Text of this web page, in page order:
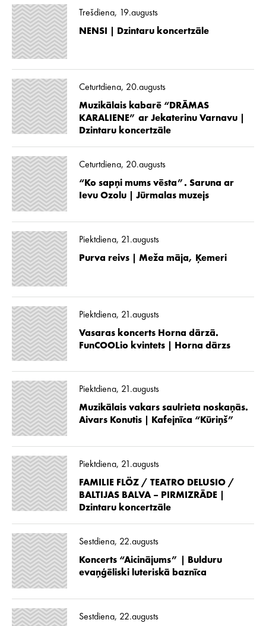
Trešdiena, 19.augusts
NENSI | Dzintaru koncertzāle
Ceturtdiena, 20.augusts
Muzikālais kabarē “DRĀMAS
KARALIENE” ar Jekaterinu Varnavu |
Dzintaru koncertzāle
Ceturtdiena, 20.augusts
“Ko sapņi mums vēsta”. Saruna ar
Ievu Ozolu | Jūrmalas muzejs
Piektdiena, 21.augusts
Purva reivs | Meža māja, Ķemeri
Piektdiena, 21.augusts
Vasaras koncerts Horna dārzā.
FunCOOLio kvintets | Horna dārzs
Piektdiena, 21.augusts
Muzikālais vakars saulrieta noskaņās.
Aivars Konutis | Kafejnīca “Kūriņš”
Piektdiena, 21.augusts
FAMILIE FLÖZ / TEATRO DELUSIO /
BALTIJAS BALVA – PIRMIZRĀDE |
Dzintaru koncertzāle
Sestdiena, 22.augusts
Koncerts “Aicinājums” | Bulduru
evaņģēliski luteriskā baznīca
Sestdiena, 22.augusts